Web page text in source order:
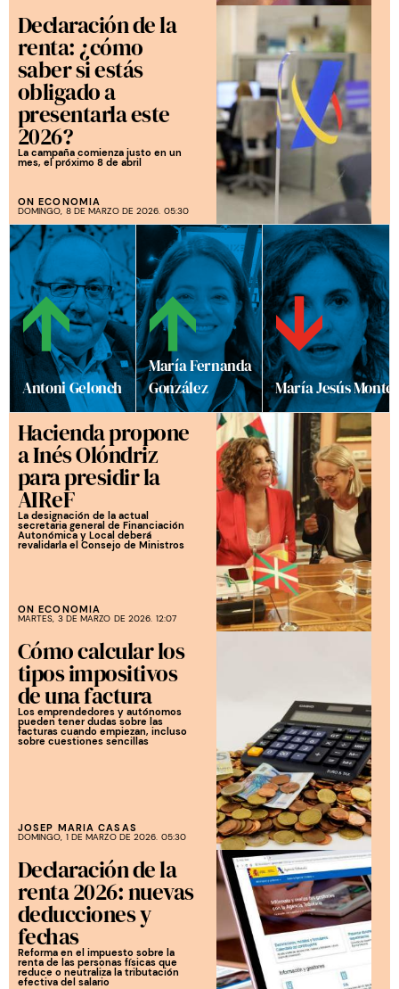
Declaración de la
renta: ¿cómo
saber si estás
obligado a
presentarla este
2026?
La campaña comienza justo en un
mes, el próximo 8 de abril
ON ECONOMIA
DOMINGO, 8 DE MARZO DE 2026. 05:30
Antoni Gelonch
María Fernanda
González
María Jesús
Hacienda propone
a Inés Olóndriz
para presidir la
AIReF
La designación de la actual
secretaria general de Financiación
Autonómica y Local deberá
revalidarla el Consejo de Ministros
ON ECONOMIA
MARTES, 3 DE MARZO DE 2026. 12:07
Cómo calcular los
tipos impositivos
de una factura
Los emprendedores y autónomos
pueden tener dudas sobre las
facturas cuando empiezan, incluso
sobre cuestiones sencillas
JOSEP MARIA CASAS
DOMINGO, 1 DE MARZO DE 2026. 05:30
Declaración de la
renta 2026: nuevas
deducciones y
fechas
Reforma en el impuesto sobre la
renta de las personas físicas que
reduce o neutraliza la tributación
efectiva del salario